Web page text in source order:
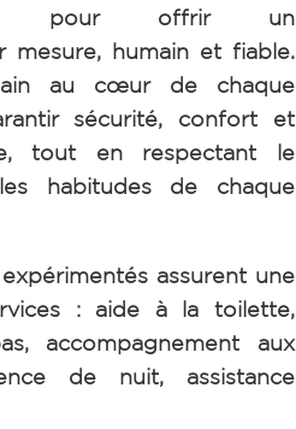
pour offrir un
mesure, humain et fiable.
au cœur de chaque
sécurité, confort et
tout en respectant le
habitudes de chaque
expérimentés assurent une
: aide à la toilette,
accompagnement aux
de nuit, assistance